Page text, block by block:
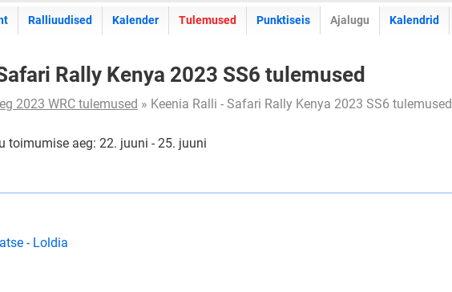
Ralliuudised Kalender Tulemused Punktiseis Ajalugu Kalendrid
Rally Kenya 2023 SS6 tulemused
2023 WRC tulemused » Keenia Ralli - Safari Rally Kenya 2023 SS6 tulemused
toimumise aeg: 22. juuni - 25. juuni
- Loldia